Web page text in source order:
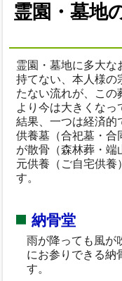
霊園・墓地
霊園・墓地に多大な
持てない、本人様の
たない流れが、この
より今は大きくなっ
結果、一つは経済的
供養墓（合祀墓・合
が散骨（森林葬・端
元供養（ご自宅供養
す。
納骨堂
雨が降っても風が
にお参りできる納
す。